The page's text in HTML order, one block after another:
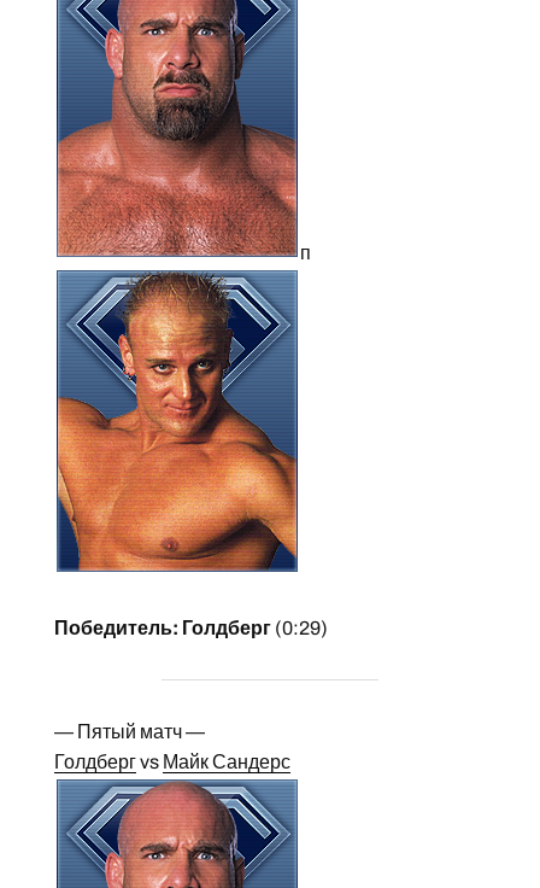
п
Победитель: Голдберг(0:29)
— Пятый матч —
Голдбергvs Майк Сандерс